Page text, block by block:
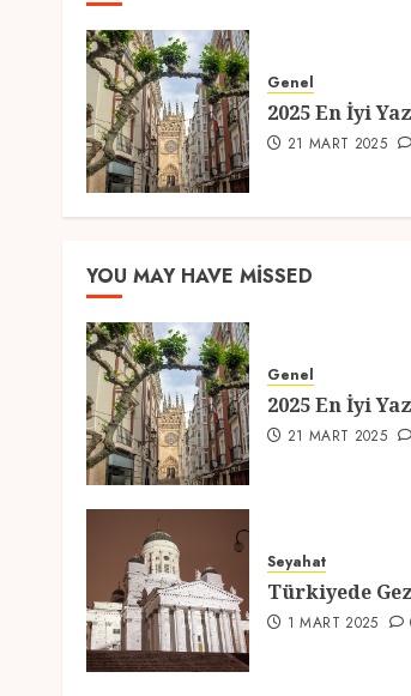
Genel
2025 En İyi
21 MART 2025
YOU MAY HAVE MISSED
Genel
2025 En İyi
21 MART 2025
Seyahat
Türkiyede
1 MART 2025